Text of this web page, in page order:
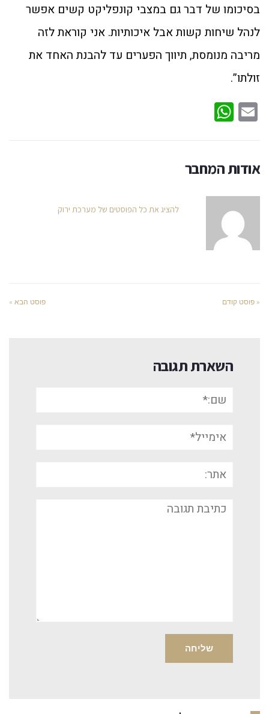
בסיכומו של דבר גם במצבי קונפליקט קשים אפשר
לנהל שיחות קשות אבל איכותיות. אני קוראת לזה
מריבה מנומסת, תיווך הפערים עד להבנת האחד את
זולתו”.
Email
אודות המחבר
להציג את כל הפוסטים של מערכת ירוק
« פוסט קודם פוסט הבא »
השארת תגובה
אימייל*
תגובה